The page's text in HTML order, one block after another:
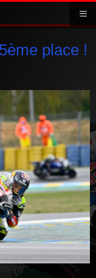
place !
≡